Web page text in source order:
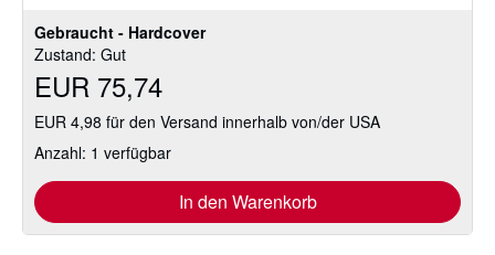
Gebraucht - Hardcover
Zustand: Gut
EUR 75,74
EUR 4,98 für den Versand innerhalb von/der USA
Anzahl: 1 verfügbar
In den Warenkorb